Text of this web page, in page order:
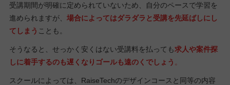
受講期間が明確に定められていないため、自分のペースで学習を
進められますが、 場合によってはダラダラと受講を先延ばしにし
てしまう ことも。
そうなると、せっかく安くはない受講料を払っても求人や案件探
しに着手するのも遅くなりゴールも遠のくでしょう 。
スクールによっては、RaiseTechのデザインコースと同等の内容